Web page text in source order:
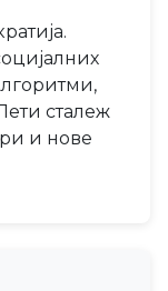
сталеж
и нове